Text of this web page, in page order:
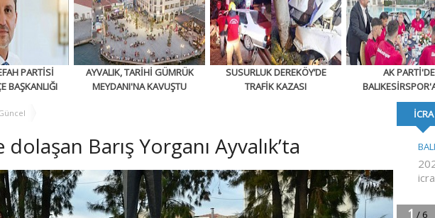
PARTİSİ
BAŞKANLIĞI
AYVALIK, TARİHİ GÜMRÜK
MEYDANI'NA KAVUŞTU
SUSURLUK DEREKÖY’DE
TRAFİK KAZASI
AK
FORMA
Barış Yorganı Ayvalık’ta